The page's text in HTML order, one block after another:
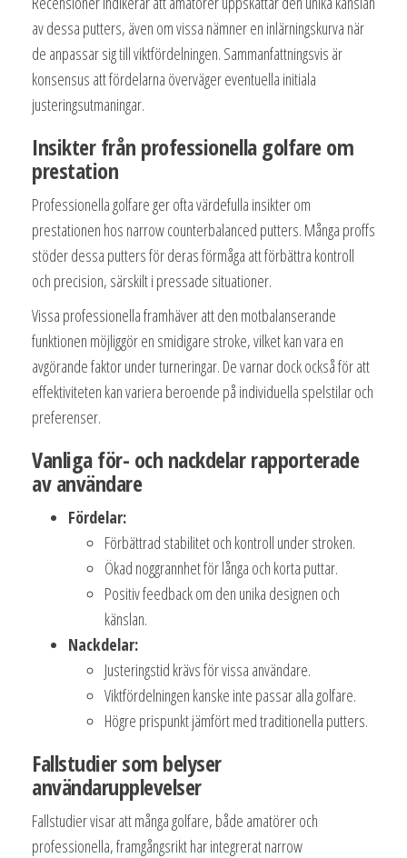
av dessa putters, även om vissa nämner en inlärningskurva när
de anpassar sig till viktfördelningen. Sammanfattningsvis är
konsensus att fördelarna överväger eventuella initiala
justeringsutmaningar.
Insikter från professionella golfare om
prestation
Professionella golfare ger ofta värdefulla insikter om
prestationen hos narrow counterbalanced putters. Många proffs
stöder dessa putters för deras förmåga att förbättra kontroll
och precision, särskilt i pressade situationer.
Vissa professionella framhäver att den motbalanserande
funktionen möjliggör en smidigare stroke, vilket kan vara en
avgörande faktor under turneringar. De varnar dock också för att
effektiviteten kan variera beroende på individuella spelstilar och
preferenser.
Vanliga för- och nackdelar rapporterade
av användare
Fördelar:
Förbättrad stabilitet och kontroll under stroken.
Ökad noggrannhet för långa och korta puttar.
Positiv feedback om den unika designen och
känslan.
Nackdelar:
Justeringstid krävs för vissa användare.
Viktfördelningen kanske inte passar alla golfare.
Högre prispunkt jämfört med traditionella putters.
Fallstudier som belyser
användarupplevelser
Fallstudier visar att många golfare, både amatörer och
professionella, framgångsrikt har integrerat narrow